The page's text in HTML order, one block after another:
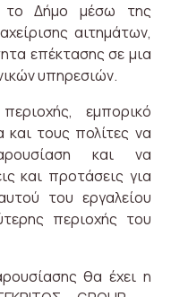
το Δήμο μέσω της
αιτημάτων,
επέκτασης σε μια
υπηρεσιών.
εμπορικό
και τους πολίτες να
και να
και προτάσεις για
του εργαλείου
περιοχής του
θα έχει η